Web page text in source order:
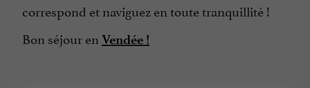
correspond et naviguez en toute tranquillité !
Bon séjour en Vendée !